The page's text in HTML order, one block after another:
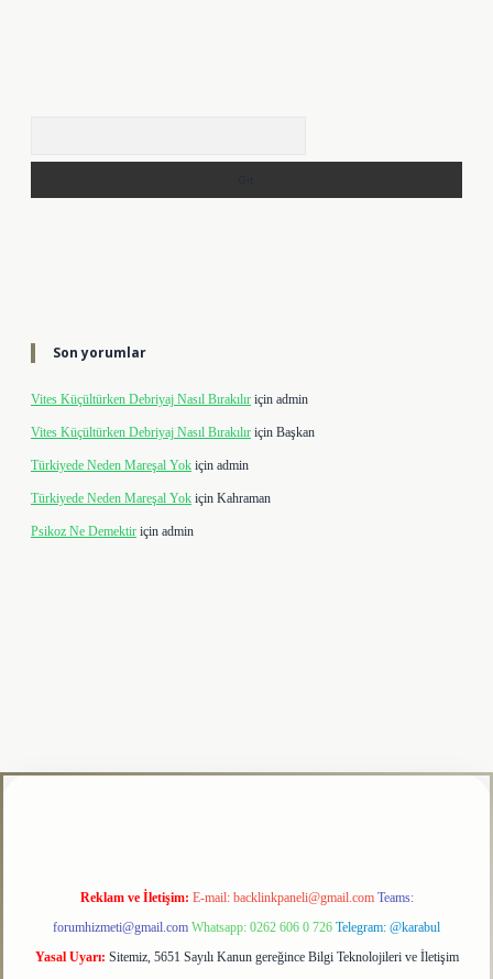
Son yorumlar
Vites Küçültürken Debriyaj Nasıl Bırakılır için admin
Vites Küçültürken Debriyaj Nasıl Bırakılır için Başkan
Türkiyede Neden Mareşal Yok için admin
Türkiyede Neden Mareşal Yok için Kahraman
Psikoz Ne Demektir için admin
Reklam ve İletişim: E-mail: backlinkpaneli@gmail.com Teams:
forumhizmeti@gmail.com Whatsapp: 0262 606 0 726 Telegram: @karabul
Yasal Uyarı: Sitemiz, 5651 Sayılı Kanun gereğince Bilgi Teknolojileri ve İletişim